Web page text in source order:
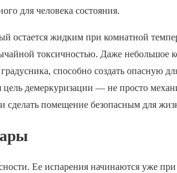
для человека состояния.
остается жидким при комнатной
токсичностью. Даже небольшое
способно создать опасную
демеркуризации — не просто
сделать помещение безопасным для
Ее испарения начинаются уже